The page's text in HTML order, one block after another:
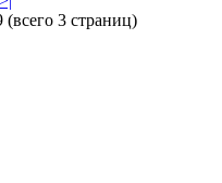
3 страниц)